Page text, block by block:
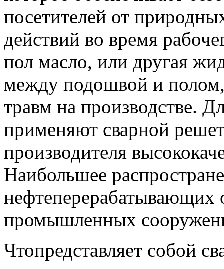
посетителей от
действий во время
пол масло, или другая
между подошвой и
травм на производстве.
применяют сварной
производителя
Наибольшее
нефтеперерабатывающих
промышленных
Чтопредставляет собой